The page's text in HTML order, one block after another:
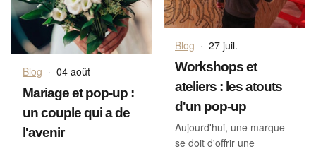
Blog · 04 août
Mariage et pop-up :
un couple qui a de
l'avenir
Blog · 27 juil.
Workshops et
ateliers : les atouts
d'un pop-up
Aujourd'hui, une marque
se doit d'offrir une